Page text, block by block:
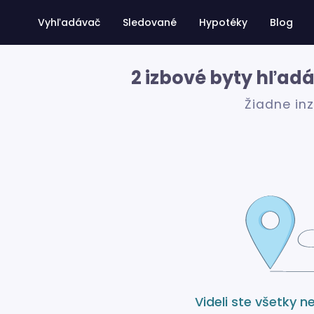
Vyhľadávač Sledované Hypotéky Blog
2 izbové byty
Žiadne
Videli ste všetky